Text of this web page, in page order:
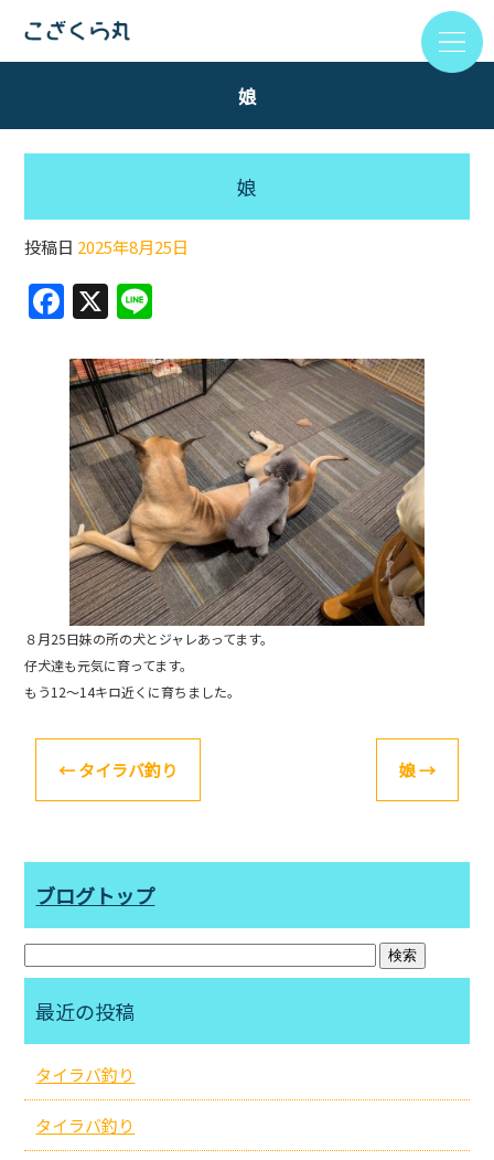
娘
娘
投稿日 2025年8月25日
F
c
e
b
o
o
k
X
e
８月25日妹の所の犬とジャレあってます。
仔犬達も元気に育ってます。
もう12〜14キロ近くに育ちました。
←タイラバ釣り 娘→
ブログトップ
最近の投稿
タイラバ釣り
タイラバ釣り